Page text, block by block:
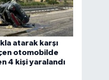
atarak karşı
otomobilde
4 kişi yaralandı